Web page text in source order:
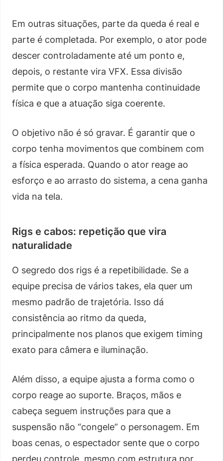
Em outras situações, parte da queda é real e
parte é completada. Por exemplo, o ator pode
descer controladamente até um ponto e,
depois, o restante vira VFX. Essa divisão
permite que o corpo mantenha continuidade
física e que a atuação siga coerente.
O objetivo não é só gravar. É garantir que o
corpo tenha movimentos que combinem com
a física esperada. Quando o ator reage ao
esforço e ao arrasto do sistema, a cena ganha
vida na tela.
Rigs e cabos: repetição que vira
naturalidade
O segredo dos rigs é a repetibilidade. Se a
equipe precisa de vários takes, ela quer um
mesmo padrão de trajetória. Isso dá
consistência ao ritmo da queda,
principalmente nos planos que exigem timing
exato para câmera e iluminação.
Além disso, a equipe ajusta a forma como o
corpo reage ao suporte. Braços, mãos e
cabeça seguem instruções para que a
suspensão não “congele” o personagem. Em
boas cenas, o espectador sente que o corpo
perdeu controle, mesmo com estrutura por